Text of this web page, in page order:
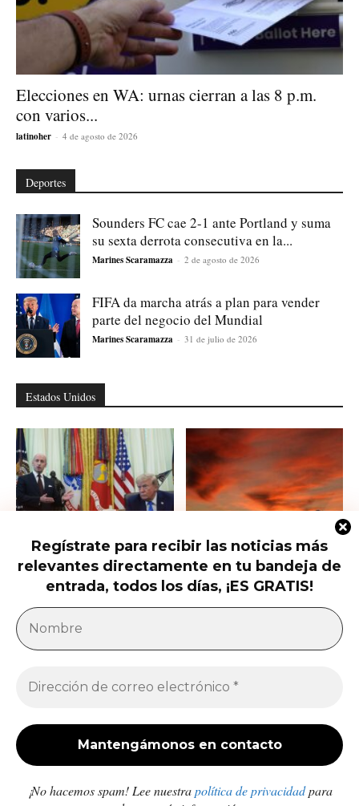
Regístrate para recibir las noticias más
relevantes directamente en tu bandeja de
entrada, todos los días, ¡ES GRATIS!
¡No hacemos spam! Lee nuestrapolítica de privacidadpara
Elecciones en WA: urnas cierran a las 8 p.m.
con varios...
latinoher - 4 de agosto de 2026
Deportes
Sounders FC cae 2-1 ante Portland y suma
su sexta derrota consecutiva en la...
Marines Scaramazza - 2 de agosto de 2026
FIFA da marcha atrás a plan para vender
parte del negocio del Mundial
Marines Scaramazza - 31 de julio de 2026
Estados Unidos
Trump firma nuevas órdenes para
restringir la ciudadanía por
nacimiento
Trump presiona al Senado para
aprobar el horario de verano
permanente...
América Latina
demócratas de impulsar una campaña contra...
Enfermedades crónicas y diarrea van en aumento
en comunidades afectadas por los sismos en...